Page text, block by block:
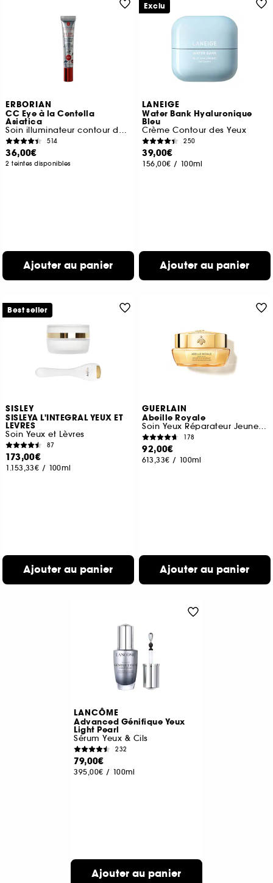
ERBORIAN
CC Eye à la Centella
Asiatica
Soin illuminateur contour des yeux
514
36,00€
2 teintes disponibles
Ajouter au panier
LANEIGE
Water Bank Hyaluronique
Bleu
Crème Contour des Yeux
250
39,00€
156,00€ / 100ml
Ajouter au panier
Exclu
SISLEY
SISLEYA L'INTEGRAL YEUX ET
LEVRES
Soin Yeux et Lèvres
87
173,00€
1.153,33€ / 100ml
Ajouter au panier
Best seller
GUERLAIN
Abeille Royale
Soin Yeux Réparateur Jeunesse
178
92,00€
613,33€ / 100ml
Ajouter au panier
LANCÔME
Advanced Génifique Yeux
Light Pearl
Sérum Yeux & Cils
232
79,00€
395,00€ / 100ml
Ajouter au panier